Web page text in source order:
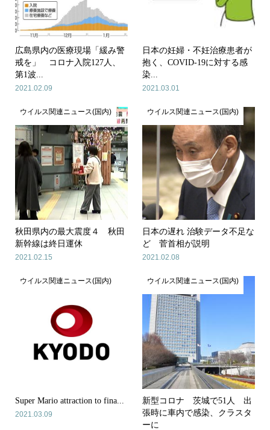
広島県内の医療現場「緩み警
戒を」 コロナ入院127人、
第1波...
2021.02.09
日本の妊婦・不妊治療患者が
抱く、COVID-19に対する感
染...
2021.03.01
ウイルス関連ニュース(国内)
秋田県内の最大震度４ 秋田
新幹線は終日運休
2021.02.15
ウイルス関連ニュース(国内)
日本の遅れ 治験データ不足な
ど 菅首相が説明
2021.02.08
ウイルス関連ニュース(国内)
Super Mario attraction to fina...
2021.03.09
ウイルス関連ニュース(国内)
新型コロナ 茨城で51人 出
張時に車内で感染、クラスタ
ーに